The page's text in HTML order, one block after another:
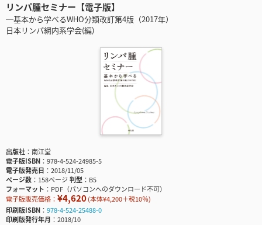
リンパ腫セミナー【電子版】
─基本から学べるWHO分類改訂第4版（2017年）
日本リンパ網内系学会(編)
出版社
南江堂
電子版ISBN
978-4-524-24985-5
電子版発売日
2018/11/05
ページ数
158ページ判型
B5
フォーマット
PDF（パソコンへのダウンロード不可）
電子版販売価格： ¥4,620(本体¥4,200＋税10％)
印刷版ISBN
978-4-524-25488-0
印刷版発行年月
2018/10